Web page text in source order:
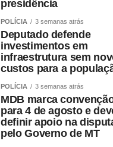
presidência
POLÍCIA 3 semanas atrás
Deputado defende
investimentos em
infraestrutura sem
custos para a
POLÍCIA 3 semanas atrás
MDB marca
para 4 de agosto e
definir apoio na
pelo Governo de MT